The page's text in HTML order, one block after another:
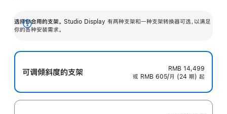
选择你合用的支架。 Studio Display 有两种支架和一种支架转换器可选，以满足
你的各种安装需求。
展
可调倾斜度的支架
RMB 14,499
或 RMB 605/月 (24 期) 起